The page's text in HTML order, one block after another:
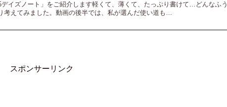
イズノート」をご紹介します⁡軽くて、薄くて、たっぷり書けて…どんなふう
考えてみました。⁡動画の後半では、私が選んだ使い道も…
スポンサーリンク